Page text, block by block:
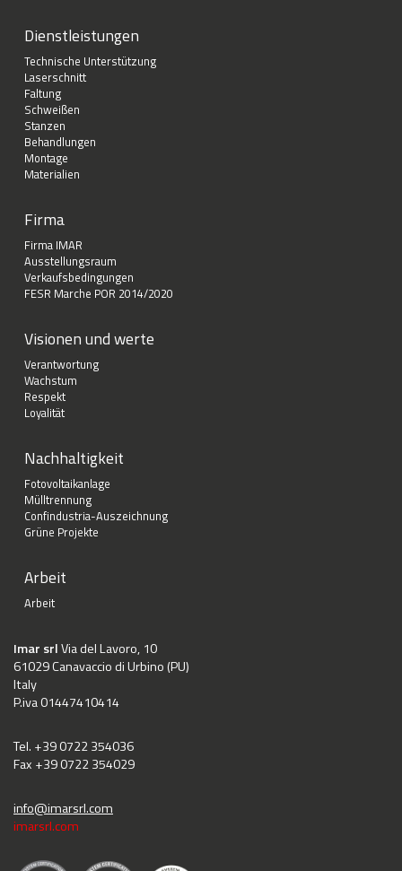
Dienstleistungen
Technische Unterstützung
Laserschnitt
Faltung
Schweißen
Stanzen
Behandlungen
Montage
Materialien
Firma
Firma IMAR
Ausstellungsraum
Verkaufsbedingungen
FESR Marche POR 2014/2020
Visionen und werte
Verantwortung
Wachstum
Respekt
Loyalität
Nachhaltigkeit
Fotovoltaikanlage
Mülltrennung
Confindustria-Auszeichnung
Grüne Projekte
Arbeit
Arbeit
Imar srlVia del Lavoro, 10
61029 Canavaccio di Urbino (PU)
Italy
P.iva 01447410414
Tel. +39 0722 354036
Fax +39 0722 354029
info@imarsrl.com
imarsrl.com